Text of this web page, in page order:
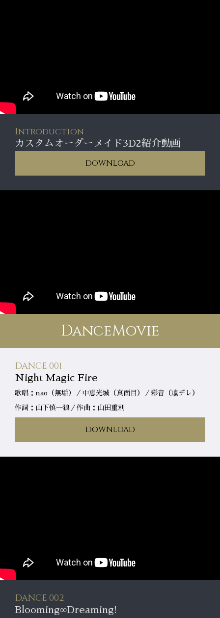
Introduction
カスタムオーダーメイド3D2紹介動画
DOWNLOAD
DanceMovie
DANCE 001
Night Magic Fire
歌唱：nao（無垢）／中恵光城（真面目）／彩音（凜デレ）
作詞：山下慎一狼／作曲：山田重利
DOWNLOAD
DANCE 002
Blooming∞Dreaming!